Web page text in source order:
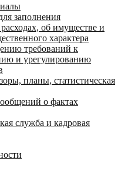
заполнения
об имуществе и
характера
требований к
и урегулированию
планы, статистическая
о фактах
служба и кадровая